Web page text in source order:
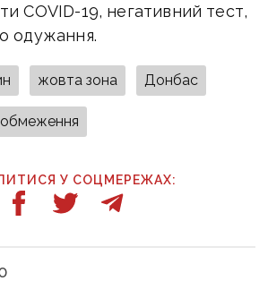
COVID-19, негативний тест,
одужання.
жовта зона Донбас
обмеження
У СОЦМЕРЕЖАХ: